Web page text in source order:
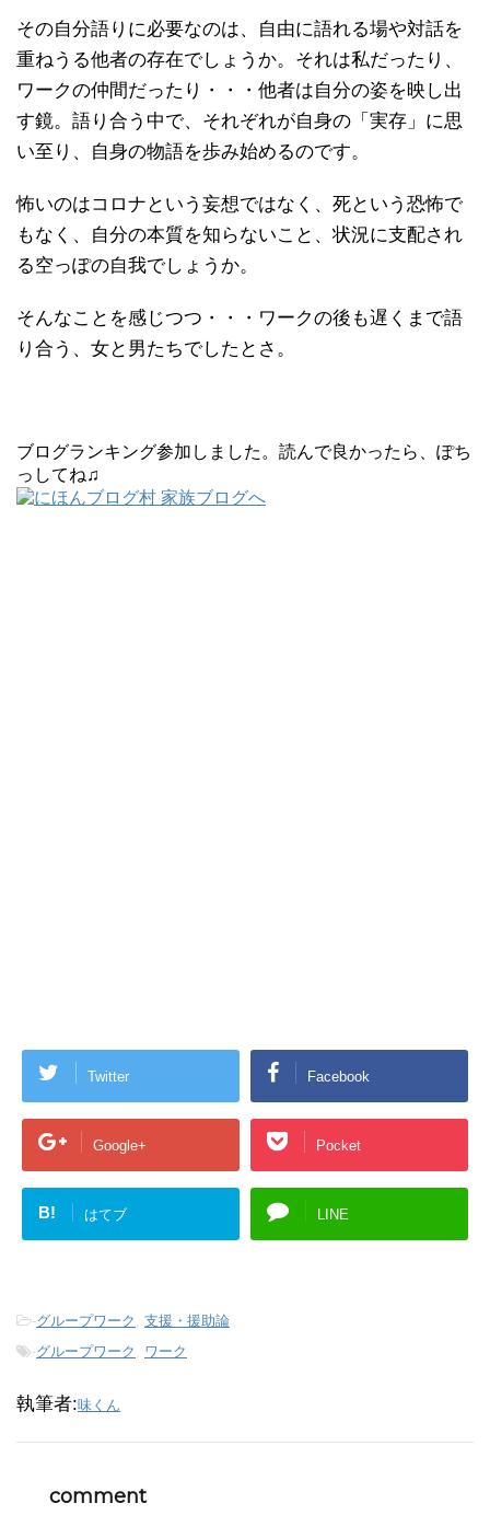
その自分語りに必要なのは、自由に語れる場や対話を
重ねうる他者の存在でしょうか。それは私だったり、
ワークの仲間だったり・・・他者は自分の姿を映し出
す鏡。語り合う中で、それぞれが自身の「実存」に思
い至り、自身の物語を歩み始めるのです。
怖いのはコロナという妄想ではなく、死という恐怖で
もなく、自分の本質を知らないこと、状況に支配され
る空っぽの自我でしょうか。
そんなことを感じつつ・・・ワークの後も遅くまで語
り合う、女と男たちでしたとさ。
ブログランキング参加しました。読んで良かったら、ぽち
っしてね♫
Twitter Facebook
Google+ Pocket
B! はてブ LINE
-グループワーク , 支援・援助論
-グループワーク , ワーク
執筆者:味くん
comment